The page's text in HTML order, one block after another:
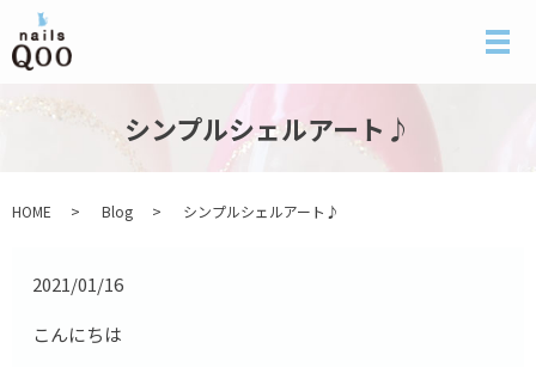
メ
シンプルシェルアート♪
HOME Blog シンプルシェルアート♪
2021/01/16
こんにちは